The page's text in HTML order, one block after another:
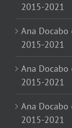
2015-2021
Ana Docabo
2015-2021
Ana Docabo
2015-2021
Ana Docabo
2015-2021